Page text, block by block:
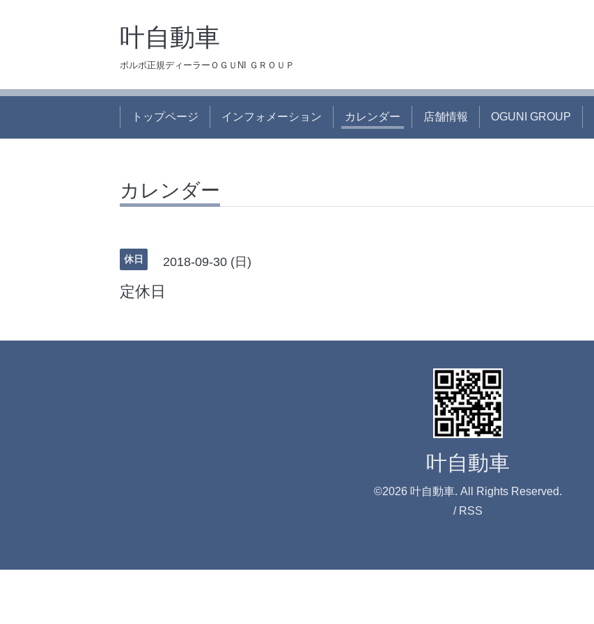
叶自動車
ボルボ正規ディーラーＯＧＵNI ＧＲＯＵＰ
トップページ インフォメーション カレンダー 店舗情報 OGUNI GROUP
カレンダー
休日 2018-09-30 (日)
定休日
叶自動車
©2026 叶自動車. All Rights Reserved.
/ RSS